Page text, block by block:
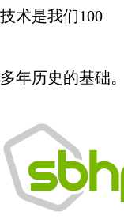
技术是我们100
多年历史的基础。